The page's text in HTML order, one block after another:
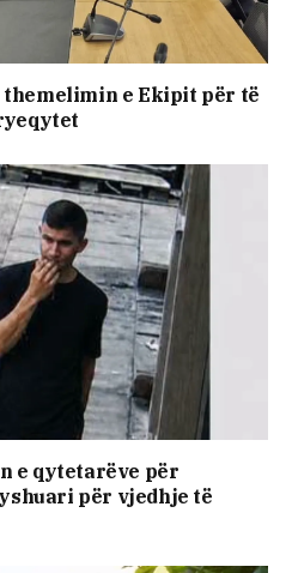
e Ekipit për të
e qytetarëve për
për vjedhje të